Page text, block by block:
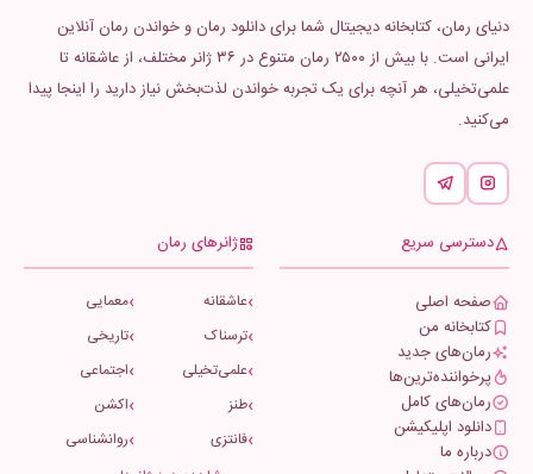
دنیای رمان، کتابخانه دیجیتال شما برای دانلود رمان و خواندن رمان آنلاین
ایرانی است. با بیش از ۲۵۰۰ رمان متنوع در ۳۶ ژانر مختلف، از عاشقانه تا
علمی‌تخیلی، هر آنچه برای یک تجربه خواندن لذت‌بخش نیاز دارید را اینجا پیدا
می‌کنید.
دسترسی سریع
صفحه اصلی
کتابخانه من
رمان‌های جدید
پرخواننده‌ترین‌ها
رمان‌های کامل
دانلود اپلیکیشن
درباره ما
ژانرهای رمان
عاشقانه
معمایی
ترسناک
تاریخی
علمی‌تخیلی
اجتماعی
طنز
اکشن
فانتزی
روانشناسی